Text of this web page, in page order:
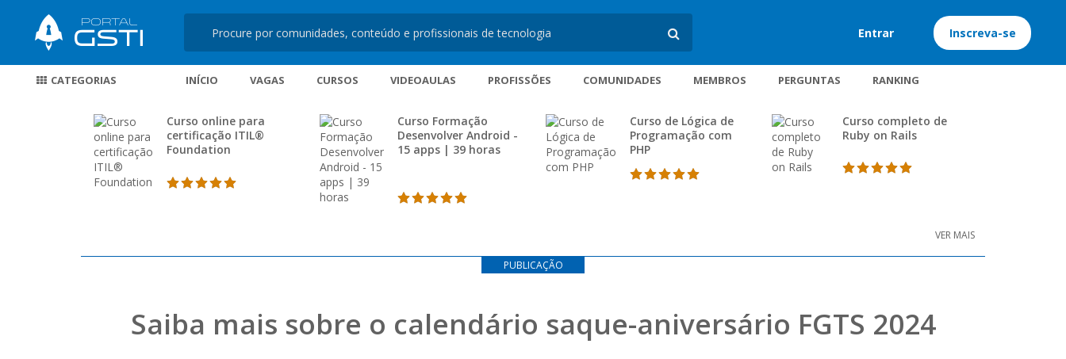
Entrar Inscreva-se
CATEGORIAS INÍCIO VAGAS CURSOS VIDEOAULAS PROFISSÕES COMUNIDADES MEMBROS PERGUNTAS RANKING
Curso online para
certificação ITIL®
Foundation
Curso Formação
Desenvolver Android -
15 apps | 39 horas
Curso de Lógica de
Programação com
PHP
Curso completo de
Ruby on Rails
VER MAIS
PUBLICAÇÃO
Saiba mais sobre o calendário saque-aniversário FGTS 2024